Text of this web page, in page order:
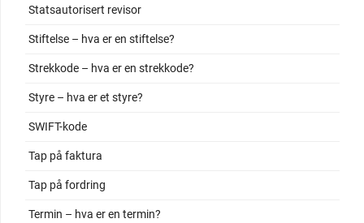
Statsautorisert revisor
Stiftelse – hva er en stiftelse?
Strekkode – hva er en strekkode?
Styre – hva er et styre?
SWIFT-kode
Tap på faktura
Tap på fordring
Termin – hva er en termin?